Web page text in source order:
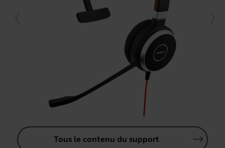
Tous le contenu du support